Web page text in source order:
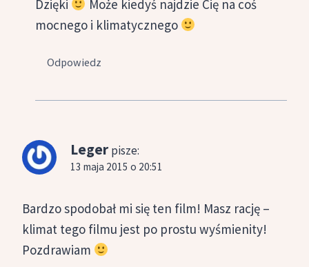
Dzięki
Może kiedyś najdzie Cię na coś
mocnego i klimatycznego
Odpowiedz
Leger pisze:
13 maja 2015 o 20:51
Bardzo spodobał mi się ten film! Masz rację –
klimat tego filmu jest po prostu wyśmienity!
Pozdrawiam